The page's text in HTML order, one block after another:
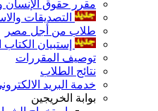
مقرر حقوق الإنسان
التصديقات
طلاب من أجل مصر
إستبيان
توصيف المقررات
نتائج الطلاب
خدمة البريد
بوابة الخريجين